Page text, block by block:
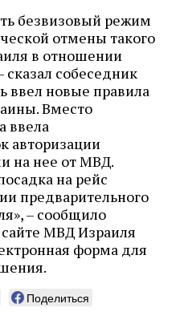
безвизовый режим
отмены такого
в отношении
сказал собеседник
ввел новые правила
Вместо
ввела
авторизации
на нее от МВД.
на рейс
предварительного
– сообщило
МВД Израиля
форма для
Поделиться